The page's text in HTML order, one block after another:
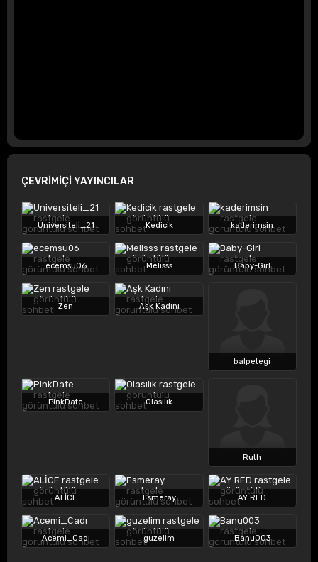
ÇEVRİMİÇİ YAYINCILAR
Universiteli_21 Kedicik kaderimsin
ecemsu06 Melisss Baby-Girl
Zen Aşk Kadını
balpetegi
PinkDate Olasılık
Ruth
ALİCE Esmeray AY RED
Acemi_Cadı guzelim Banu003